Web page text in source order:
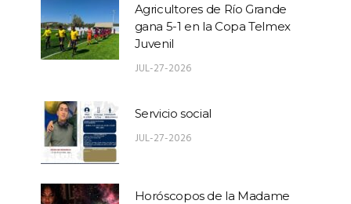
Agricultores de Río Grande
gana 5-1 en la Copa Telmex
Juvenil
JUL-27-2026
Servicio social
JUL-27-2026
Horóscopos de la Madame